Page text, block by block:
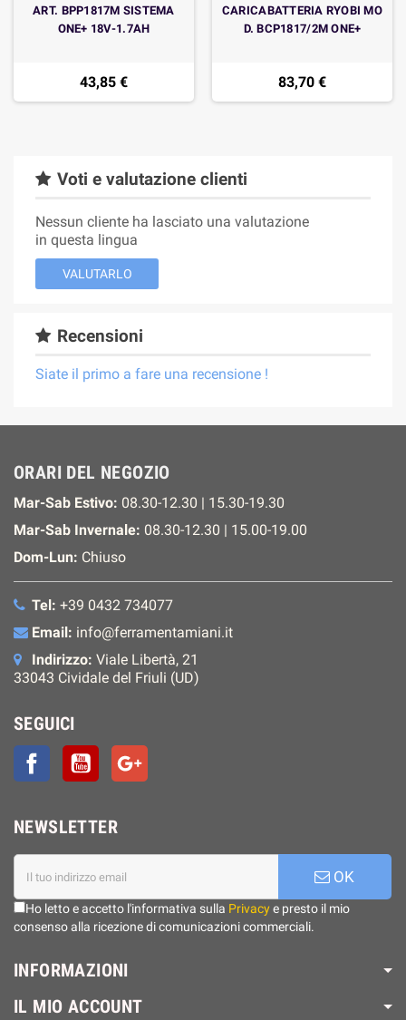
ART. BPP1817M SISTEMA
ONE+ 18V-1.7AH
43,85 €
CARICABATTERIA RYOBI MO
D. BCP1817/2M ONE+
83,70 €
Voti e valutazione clienti
Nessun cliente ha lasciato una valutazione
in questa lingua
VALUTARLO
Recensioni
Siate il primo a fare una recensione !
ORARI DEL NEGOZIO
Mar-Sab Estivo: 08.30-12.30 | 15.30-19.30
Mar-Sab Invernale: 08.30-12.30 | 15.00-19.00
Dom-Lun: Chiuso
Tel: +39 0432 734077
Email: info@ferramentamiani.it
Indirizzo: Viale Libertà, 21
33043 Cividale del Friuli (UD)
SEGUICI
FacebookYouTube
NEWSLETTER
OK
Ho letto e accetto l'informativa sulla Privacye presto il mio
consenso alla ricezione di comunicazioni commerciali.
INFORMAZIONI
IL MIO ACCOUNT